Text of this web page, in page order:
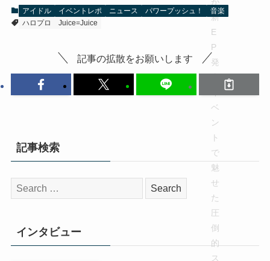
アイドル イベントレポ ニュース パワープッシュ！
音楽
ハロプロ
Juice=Juice
記事の拡散をお願いします
記事検索
検
索:
インタビュー